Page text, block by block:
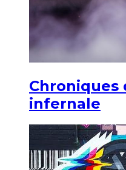
Chroniques
infernale